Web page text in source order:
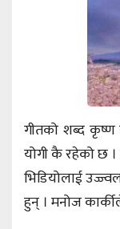
गीतको शब्द
योगी कै रहेको छ
भिडियोलाई
हुन् । मनोज